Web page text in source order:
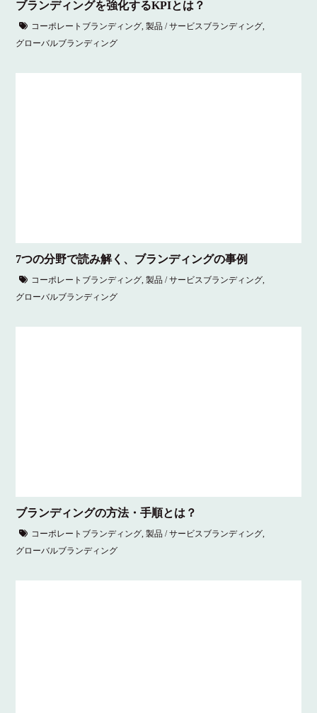
ブランディングを強化するKPIとは？
コーポレートブランディング,製品 / サービスブランディング,
グローバルブランディング
7つの分野で読み解く、ブランディングの事例
コーポレートブランディング,製品 / サービスブランディング,
グローバルブランディング
ブランディングの方法・手順とは？
コーポレートブランディング,製品 / サービスブランディング,
グローバルブランディング